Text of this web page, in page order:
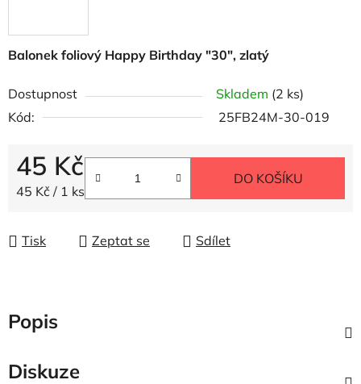
Balonek foliový Happy Birthday "30", zlatý
Dostupnost Skladem (2 ks)
Kód:
25FB24M-30-019
45 Kč
Měrná cena:
45 Kč / 1 ks
DO KOŠÍKU
Tisk Zeptat se Sdílet
Popis
Diskuze